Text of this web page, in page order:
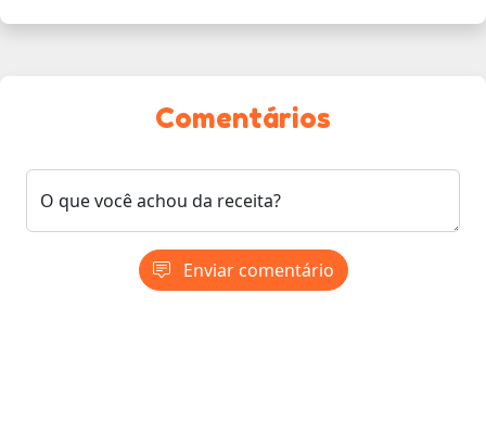
Comentários
O que você achou da receita?
Enviar comentário